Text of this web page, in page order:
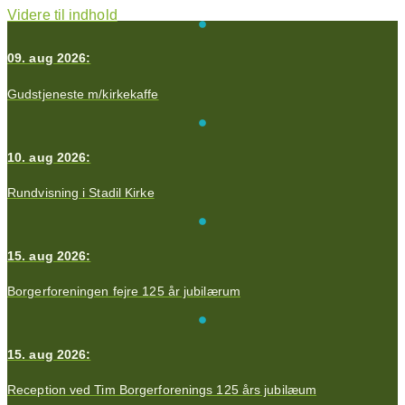
Videre til indhold
09. aug 2026:
Gudstjeneste m/kirkekaffe
10. aug 2026:
Rundvisning i Stadil Kirke
15. aug 2026:
Borgerforeningen fejre 125 år jubilærum
15. aug 2026:
Reception ved Tim Borgerforenings 125 års jubilæum